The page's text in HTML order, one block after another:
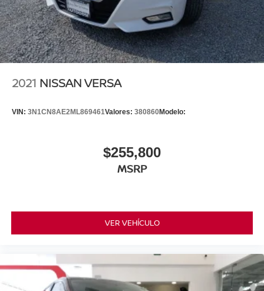
2021 NISSAN VERSA
VIN: 3N1CN8AE2ML869461Valores: 380860Modelo:
$255,800
MSRP
VER VEHÍCULO